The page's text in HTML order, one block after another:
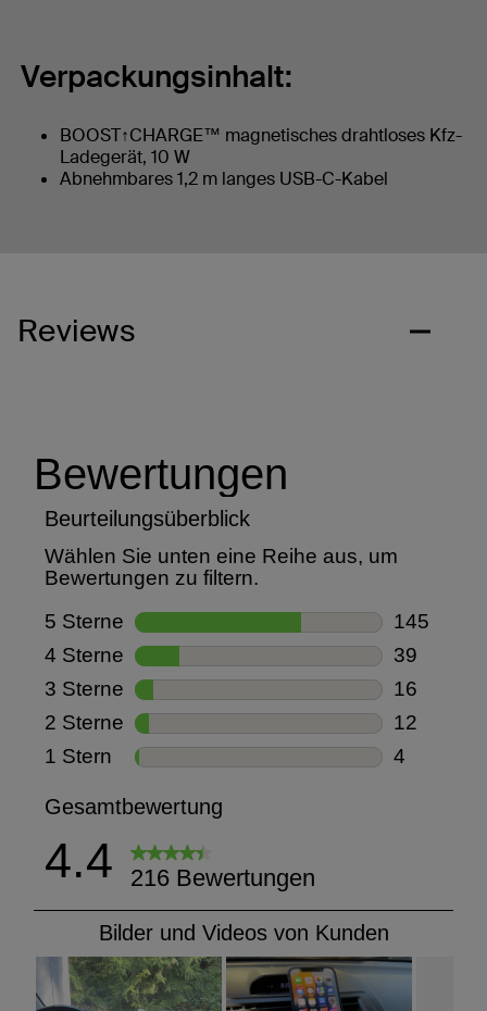
Verpackungsinhalt:
BOOST↑CHARGE™ magnetisches drahtloses Kfz-
Ladegerät, 10 W
Abnehmbares 1,2 m langes USB-C-Kabel
Reviews